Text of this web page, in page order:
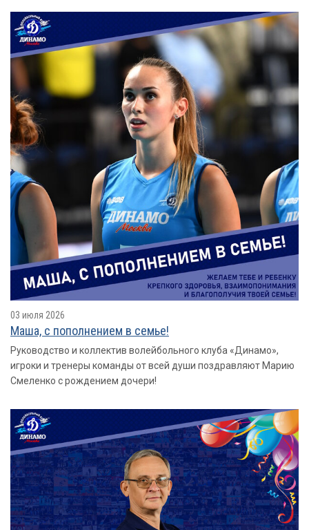
03 июля 2026
Маша, с пополнением в семье!
Руководство и коллектив волейбольного клуба «Динамо»,
игроки и тренеры команды от всей души поздравляют Марию
Смеленко с рождением дочери!